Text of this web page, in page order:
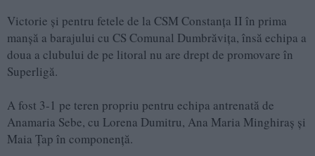
Victorie și pentru fetele de la CSM Constanța II în prima
manșă a barajului cu CS Comunal Dumbrăvița, însă echipa a
doua a clubului de pe litoral nu are drept de promovare în
Superligă.
A fost 3-1 pe teren propriu pentru echipa antrenată de
Anamaria Sebe, cu Lorena Dumitru, Ana Maria Minghiraș și
Maia Țap în componență.